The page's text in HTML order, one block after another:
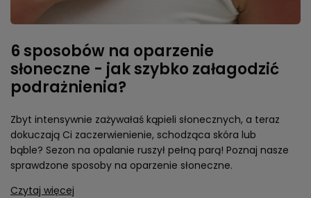
6 sposobów na oparzenie
słoneczne - jak szybko załagodzić
podrażnienia?
Zbyt intensywnie zażywałaś kąpieli słonecznych, a teraz
dokuczają Ci zaczerwienienie, schodząca skóra lub
bąble? Sezon na opalanie ruszył pełną parą! Poznaj nasze
sprawdzone sposoby na oparzenie słoneczne.
Czytaj więcej